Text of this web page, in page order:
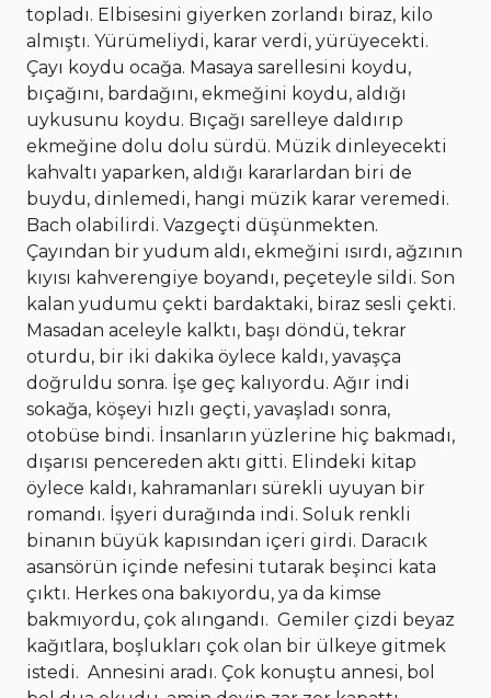
topladı. Elbisesini giyerken zorlandı biraz, kilo
almıştı. Yürümeliydi, karar verdi, yürüyecekti.
Çayı koydu ocağa. Masaya sarellesini koydu,
bıçağını, bardağını, ekmeğini koydu, aldığı
uykusunu koydu. Bıçağı sarelleye daldırıp
ekmeğine dolu dolu sürdü. Müzik dinleyecekti
kahvaltı yaparken, aldığı kararlardan biri de
buydu, dinlemedi, hangi müzik karar veremedi.
Bach olabilirdi. Vazgeçti düşünmekten.
Çayından bir yudum aldı, ekmeğini ısırdı, ağzının
kıyısı kahverengiye boyandı, peçeteyle sildi. Son
kalan yudumu çekti bardaktaki, biraz sesli çekti.
Masadan aceleyle kalktı, başı döndü, tekrar
oturdu, bir iki dakika öylece kaldı, yavaşça
doğruldu sonra. İşe geç kalıyordu. Ağır indi
sokağa, köşeyi hızlı geçti, yavaşladı sonra,
otobüse bindi. İnsanların yüzlerine hiç bakmadı,
dışarısı pencereden aktı gitti. Elindeki kitap
öylece kaldı, kahramanları sürekli uyuyan bir
romandı. İşyeri durağında indi. Soluk renkli
binanın büyük kapısından içeri girdi. Daracık
asansörün içinde nefesini tutarak beşinci kata
çıktı. Herkes ona bakıyordu, ya da kimse
bakmıyordu, çok alıngandı. Gemiler çizdi beyaz
kağıtlara, boşlukları çok olan bir ülkeye gitmek
istedi. Annesini aradı. Çok konuştu annesi, bol